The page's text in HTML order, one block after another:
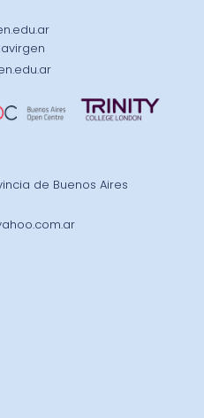
de Buenos Aires